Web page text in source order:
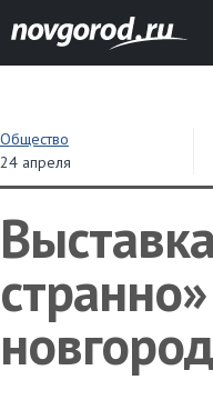
Общество
24 апреля